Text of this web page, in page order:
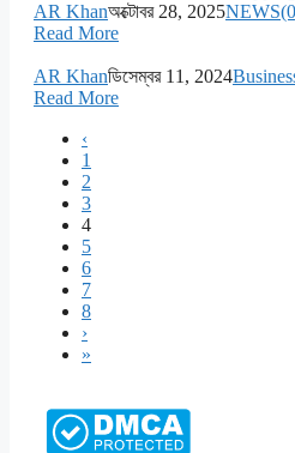
AR Khanঅক্টোবর 28, 2025NEWS
Read More
AR Khanডিসেম্বর 11, 2024
Read More
‹
1
2
3
4
5
6
7
8
›
»